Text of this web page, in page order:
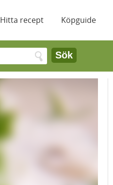
Hitta recept Köpguide
Sök